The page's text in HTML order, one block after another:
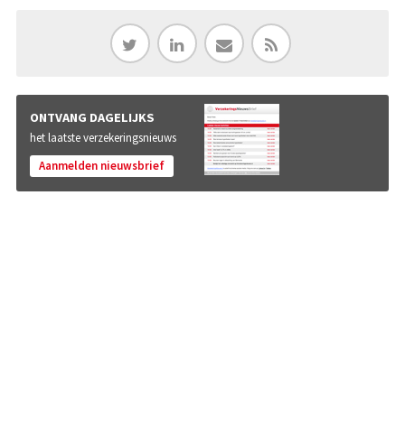
ONTVANG DAGELIJKS
het laatste verzekeringsnieuws
Aanmelden nieuwsbrief